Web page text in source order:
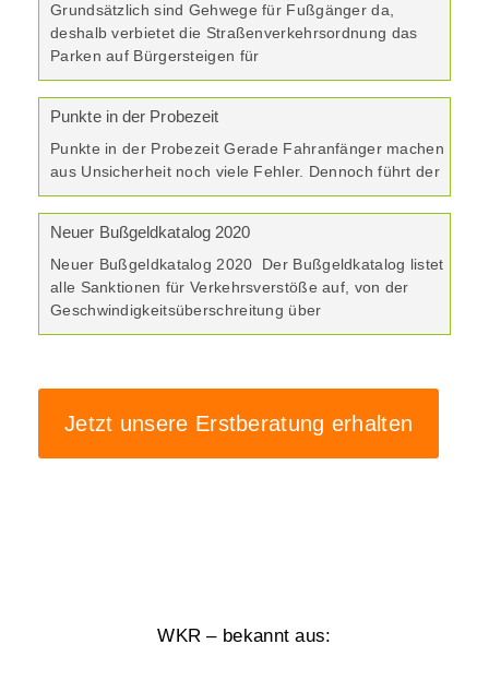
Grundsätzlich sind Gehwege für Fußgänger da,
deshalb verbietet die Straßenverkehrsordnung das
Parken auf Bürgersteigen für
Punkte in der Probezeit
Punkte in der Probezeit Gerade Fahranfänger machen
aus Unsicherheit noch viele Fehler. Dennoch führt der
Neuer Bußgeldkatalog 2020
Neuer Bußgeldkatalog 2020 Der Bußgeldkatalog listet
alle Sanktionen für Verkehrsverstöße auf, von der
Geschwindigkeitsüberschreitung über
Jetzt unsere Erstberatung erhalten
WKR – bekannt aus: